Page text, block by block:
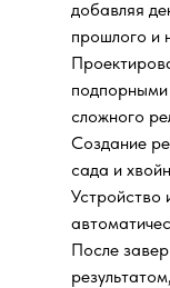
добавляя
прошлого и
сложного
Создание
сада и
Устройство
После